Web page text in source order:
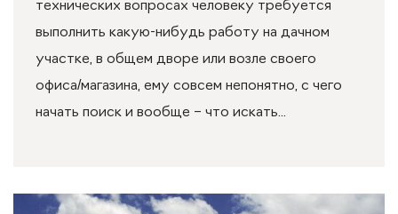
технических вопросах человеку требуется
выполнить какую-нибудь работу на дачном
участке, в общем дворе или возле своего
офиса/магазина, ему совсем непонятно, с чего
начать поиск и вообще – что искать...